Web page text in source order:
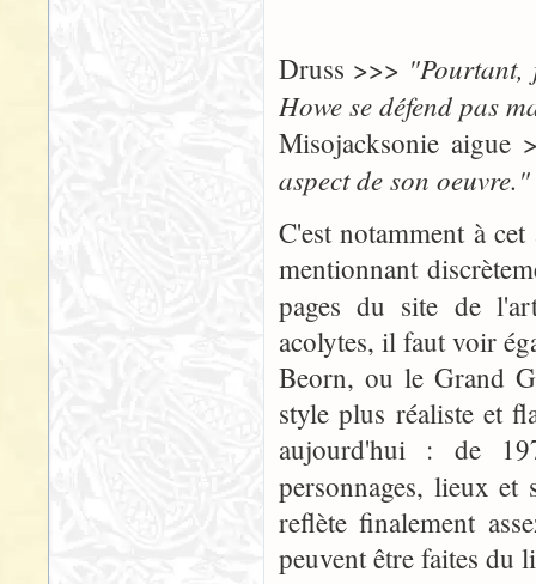
Druss >>> "Pourtant,
Howe se défend pas
Misojacksonie aigue
aspect de son oeuvre."
C'est notamment à
mentionnant
pages du site de
acolytes, il faut voir
Beorn, ou le Grand
style plus réaliste et
aujourd'hui : de
personnages, lieux et
reflète finalement
peuvent être faites du